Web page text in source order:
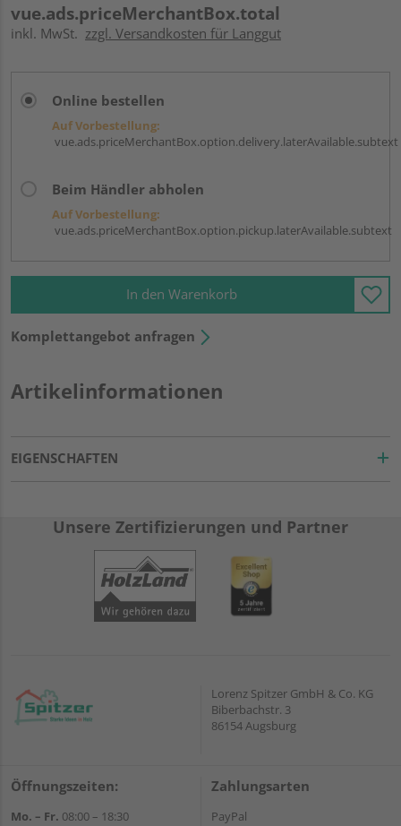
vue.ads.priceMerchantBox.total
inkl. MwSt. zzgl. Versandkosten für Langgut
Online bestellen
Auf Vorbestellung:
vue.ads.priceMerchantBox.option.delivery.laterAvailable.subtext
Beim Händler abholen
Auf Vorbestellung:
vue.ads.priceMerchantBox.option.pickup.laterAvailable.subtext
In den Warenkorb
Komplettangebot anfragen
Artikelinformationen
EIGENSCHAFTEN
Unsere Zertifizierungen und Partner
Lorenz Spitzer GmbH & Co. KG
Biberbachstr. 3
86154 Augsburg
Öffnungszeiten:
Mo. – Fr. 08:00 – 18:30
Zahlungsarten
PayPal